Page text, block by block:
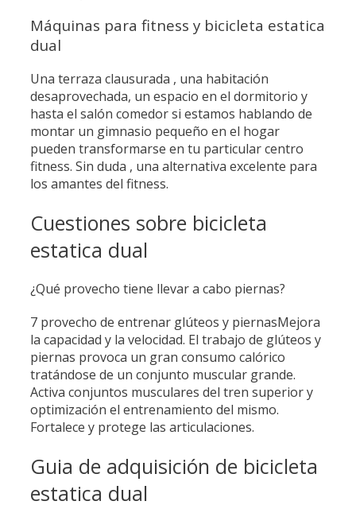
Máquinas para fitness y bicicleta estatica
dual
Una terraza clausurada , una habitación
desaprovechada, un espacio en el dormitorio y
hasta el salón comedor si estamos hablando de
montar un gimnasio pequeño en el hogar
pueden transformarse en tu particular centro
fitness. Sin duda , una alternativa excelente para
los amantes del fitness.
Cuestiones sobre bicicleta
estatica dual
¿Qué provecho tiene llevar a cabo piernas?
7 provecho de entrenar glúteos y piernasMejora
la capacidad y la velocidad. El trabajo de glúteos y
piernas provoca un gran consumo calórico
tratándose de un conjunto muscular grande.
Activa conjuntos musculares del tren superior y
optimización el entrenamiento del mismo.
Fortalece y protege las articulaciones.
Guia de adquisición de bicicleta
estatica dual